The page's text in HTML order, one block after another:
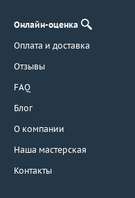
Онлайн-оценка
Оплата и доставка
Отзывы
FAQ
Блог
О компании
Наша мастерская
Контакты